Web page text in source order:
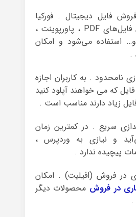
فایل دیجیتال . فورکیا
بیشتر برای فروش فایل‌های PDF ، پاورپوینت ،
و… استفاده می‌شود و امکان
.
نامحدود . به کاربران اجازه
که می خواهند آپلود کنید
زیاد دارند مناسب است .
سریع . در کمترین زمان
و نیازی به وردپرس ،
پیچیده ندارد .
در فروش (افیلیت) . امکان
در فروش محصولات دیگر
.